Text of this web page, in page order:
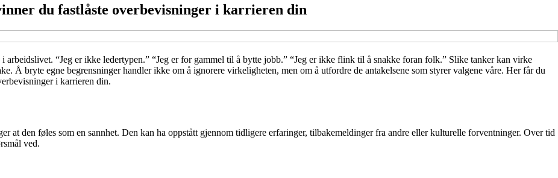
du fastlåste overbevisninger i karrieren din
“Jeg er ikke ledertypen.” “Jeg er for gammel til å bytte jobb.” “Jeg er ikke flink til å snakke foran folk.” Slike tanker kan virke
Å bryte egne begrensninger handler ikke om å ignorere virkeligheten, men om å utfordre de antakelsene som styrer valgene våre. Her får du
i karrieren din.
at den føles som en sannhet. Den kan ha oppstått gjennom tidligere erfaringer, tilbakemeldinger fra andre eller kulturelle forventninger. Over tid
ved.